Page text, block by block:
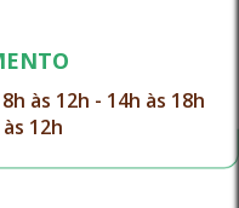
às 12h - 14h às 18h
12h